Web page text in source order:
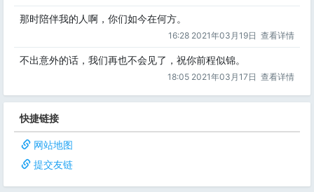
那时陪伴我的人啊，你们如今在何方。
16:28 2021年03月19日 查看详情
不出意外的话，我们再也不会见了，祝你前程似锦。
18:05 2021年03月17日 查看详情
快捷链接
网站地图
提交友链